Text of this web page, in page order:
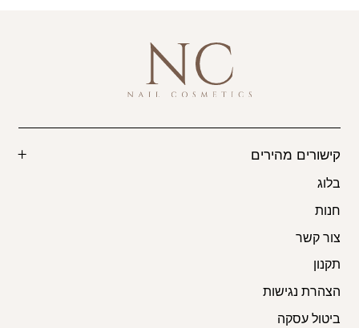
קישורים מהירים
בלוג
חנות
צור קשר
תקנון
הצהרת נגישות
ביטול עסקה